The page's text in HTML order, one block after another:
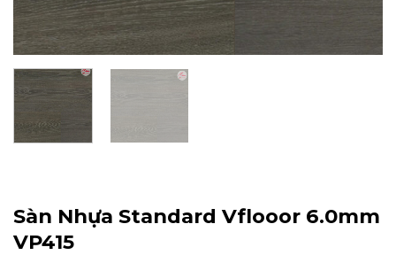
Sàn Nhựa Standard Vflooor 6.0mm
VP415